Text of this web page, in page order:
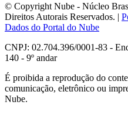
© Copyright Nube - Núcleo
Direitos Autorais Reservados. |
Dados do Portal do Nube
CNPJ: 02.704.396/0001-83 -
140 - 9º andar
É proibida a reprodução do
comunicação, eletrônico ou
Nube.